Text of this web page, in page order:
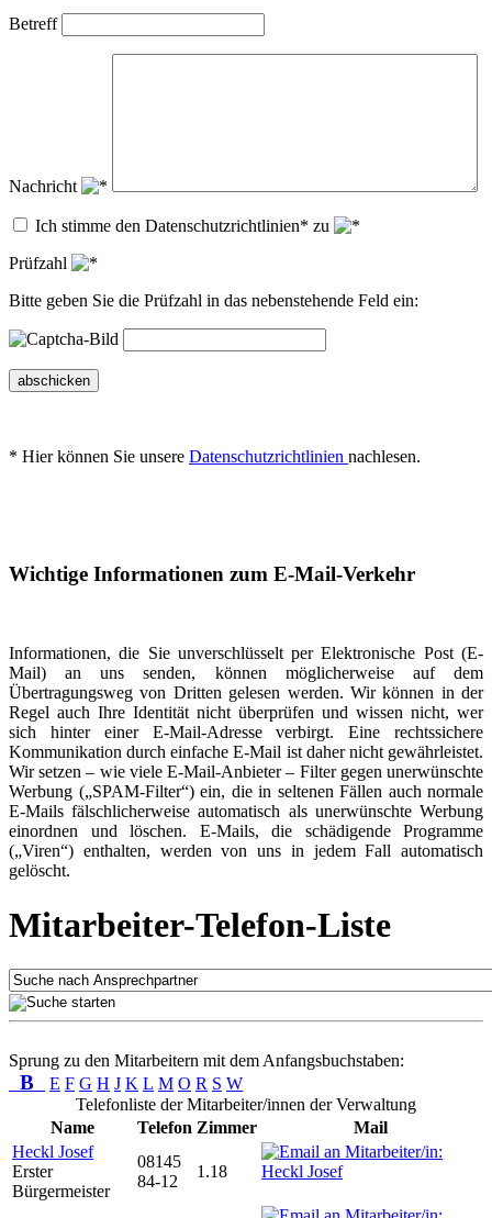
Betreff
Nachricht
Ich stimme den Datenschutzrichtlinien* zu
Prüfzahl
Bitte geben Sie die Prüfzahl in das nebenstehende Feld ein:
abschicken
* Hier können Sie unsere Datenschutzrichtlinien nachlesen.
Wichtige Informationen zum E-Mail-Verkehr
Informationen, die Sie unverschlüsselt per Elektronische Post (E-
Mail) an uns senden, können möglicherweise auf dem
Übertragungsweg von Dritten gelesen werden. Wir können in der
Regel auch Ihre Identität nicht überprüfen und wissen nicht, wer
sich hinter einer E-Mail-Adresse verbirgt. Eine rechtssichere
Kommunikation durch einfache E-Mail ist daher nicht gewährleistet.
Wir setzen – wie viele E-Mail-Anbieter – Filter gegen unerwünschte
Werbung („SPAM-Filter“) ein, die in seltenen Fällen auch normale
E-Mails fälschlicherweise automatisch als unerwünschte Werbung
einordnen und löschen. E-Mails, die schädigende Programme
(„Viren“) enthalten, werden von uns in jedem Fall automatisch
gelöscht.
Mitarbeiter-Telefon-Liste
Sprung zu den Mitarbeitern mit dem Anfangsbuchstaben:
B E F G H J K L M O R S W
Telefonliste der Mitarbeiter/innen der Verwaltung
Name
Telefon Zimmer
Mail
Heckl Josef
Erster
Bürgermeister
08145
84-12
1.18